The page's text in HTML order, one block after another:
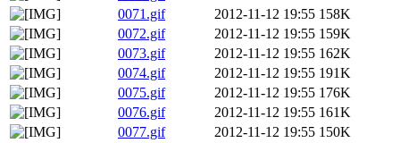
0071.gif
2012-11-12 19:55 158K
0072.gif
2012-11-12 19:55 159K
0073.gif
2012-11-12 19:55 162K
0074.gif
2012-11-12 19:55 191K
0075.gif
2012-11-12 19:55 176K
0076.gif
2012-11-12 19:55 161K
0077.gif
2012-11-12 19:55 150K